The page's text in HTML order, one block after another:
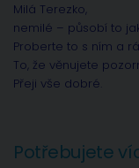
Milá Terezko,
nemilé – působí to
Proberte to s ním a
To, že věnujete
Přeji vše dobré.
Potřebujete